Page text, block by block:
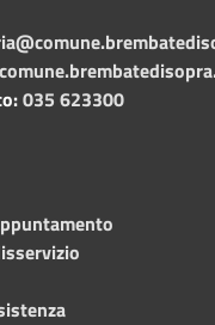
035 623300